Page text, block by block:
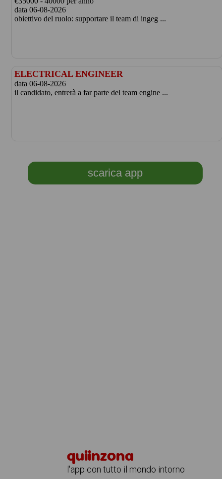
data 06-08-2026
obiettivo del ruolo: supportare il team di ingeg ...
ELECTRICAL ENGINEER
data 06-08-2026
il candidato, entrerà a far parte del team engine ...
scarica app
quiinzona
l'app con tutto il mondo intorno